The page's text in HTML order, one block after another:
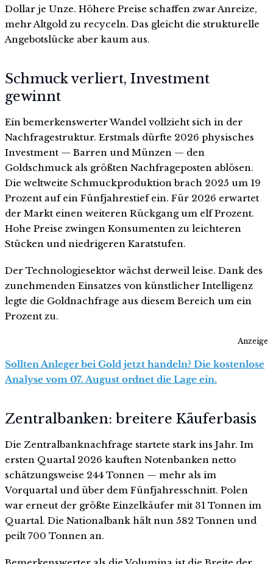
Dollar je Unze. Höhere Preise schaffen zwar Anreize,
mehr Altgold zu recyceln. Das gleicht die strukturelle
Angebotslücke aber kaum aus.
Schmuck verliert, Investment
gewinnt
Ein bemerkenswerter Wandel vollzieht sich in der
Nachfragestruktur. Erstmals dürfte 2026 physisches
Investment — Barren und Münzen — den
Goldschmuck als größten Nachfrageposten ablösen.
Die weltweite Schmuckproduktion brach 2025 um 19
Prozent auf ein Fünfjahrestief ein. Für 2026 erwartet
der Markt einen weiteren Rückgang um elf Prozent.
Hohe Preise zwingen Konsumenten zu leichteren
Stücken und niedrigeren Karatstufen.
Der Technologiesektor wächst derweil leise. Dank des
zunehmenden Einsatzes von künstlicher Intelligenz
legte die Goldnachfrage aus diesem Bereich um ein
Prozent zu.
Anzeige
Sollten Anleger bei Gold jetzt handeln? Die kostenlose
Analyse vom 07. August ordnet die Lage ein.
Zentralbanken: breitere Käuferbasis
Die Zentralbanknachfrage startete stark ins Jahr. Im
ersten Quartal 2026 kauften Notenbanken netto
schätzungsweise 244 Tonnen — mehr als im
Vorquartal und über dem Fünfjahresschnitt. Polen
war erneut der größte Einzelkäufer mit 31 Tonnen im
Quartal. Die Nationalbank hält nun 582 Tonnen und
peilt 700 Tonnen an.